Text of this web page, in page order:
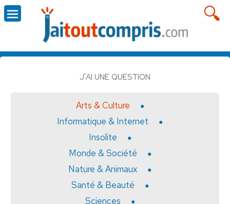
J'AI UNE QUESTION
Arts & Culture
Informatique & Internet
Insolite
Monde & Société
Nature & Animaux
Santé & Beauté
Sciences